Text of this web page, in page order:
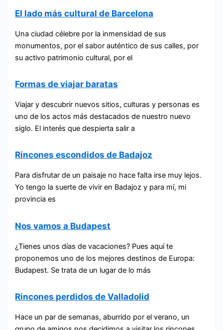
El lado más cultural de Barcelona
Una ciudad célebre por la inmensidad de sus
monumentos, por el sabor auténtico de sus calles, por
su activo patrimonio cultural, por el
Formas de viajar baratas
Viajar y descubrir nuevos sitios, culturas y personas es
uno de los actos más destacados de nuestro nuevo
siglo. El interés que despierta salir a
Rincones escondidos de Badajoz
Para disfrutar de un paisaje no hace falta irse muy lejos.
Yo tengo la suerte de vivir en Badajoz y para mí, mi
provincia es
Nos vamos a Budapest
¿Tienes unos días de vacaciones? Pues aquí te
proponemos uno de los mejores destinos de Europa:
Budapest. Se trata de un lugar de lo más
Rincones perdidos de Valladolid
Hace un par de semanas, aburrido por el verano, un